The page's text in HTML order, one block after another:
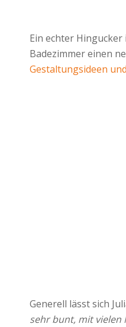
Ein echter
Badezimmer einen
Gestaltungsideen
Generell lässt sich
sehr bunt, mit vielen